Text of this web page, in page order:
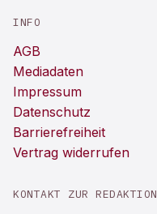
INFO
AGB
Mediadaten
Impressum
Datenschutz
Barrierefreiheit
Vertrag widerrufen
KONTAKT ZUR REDAKTION